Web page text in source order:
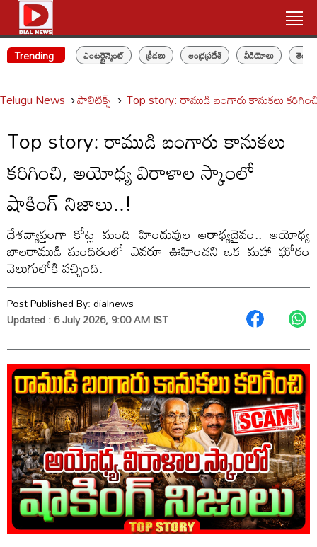
Trending ఎంటర్టైన్మెంట్ క్రీడలు ఆంధ్రప్రదేశ్ వీడియోలు
Telugu News పాలిటిక్స్‌ Top story: రాముడి బంగారు కానుకలు
Top story: రాముడి బంగారు కానుకలు
కరిగించి, అయోధ్య విరాళాల స్కాంలో
షాకింగ్ నిజాలు..!
దేశవ్యాప్తంగా కోట్ల మంది హిందువుల ఆరాధ్యదైవం.. అయోధ్య
బాలరాముడి మందిరంలో ఎవరూ ఊహించని ఒక మహా ఘోరం
వెలుగులోకి వచ్చింది.
Post Published By:dialnews
Updated : 6 July 2026, 9:00 AM IST